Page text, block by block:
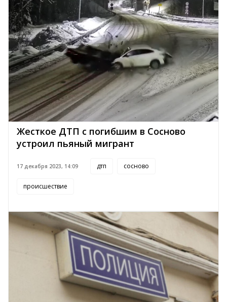
Жесткое ДТП с погибшим в Сосново
устроил пьяный мигрант
17 декабря 2023, 14:09 дтп сосново
происшествие